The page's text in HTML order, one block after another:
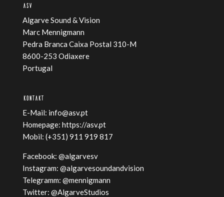
ASV
Algarve Sound & Vision
Marc Mennigmann
Pedra Branca Caixa Postal 310-M
8600-253 Odiaxere
Portugal
KONTAKT
E-Mail: info@asv.pt
Homepage: https://asv.pt
Mobil: (+351) 911 919 817
Facebook: @algarvesv
Instagram: @algarvesoundandvision
Telegramm: @mennigmann
Twitter: @AlgarveStudios